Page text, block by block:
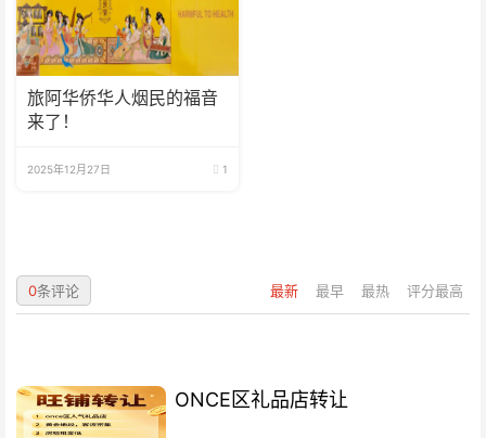
旅阿华侨华人烟民的福音
来了！
2025年12月27日 1
最新 最早 最热 评分最高
0条评论
ONCE区礼品店转让